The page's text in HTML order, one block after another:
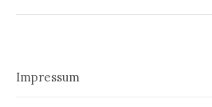
Impressum